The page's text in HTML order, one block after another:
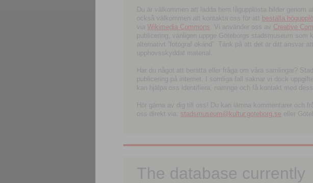
Du är välkommen att ladda hem lågupplösta bilder
också välkommen att kontakta oss för att beställa
via Wikimedia Commons . Vi använder oss av Creative
publicering, vänligen uppge Göteborgs stadsmuseum som
alternativt ”fotograf okänd”. Tänk på att det är ditt ansvar
upphovsskyddat material.
Har du något att berätta eller fråga om våra samlingar?
publicering på internet. I somliga fall saknar vi dock
kan hjälpa oss identifiera, namnge och få kontakt med
Hör gärna av dig till oss! Du kan lämna kommentarer och
oss direkt via: stadsmuseum@kultur.goteborg.se eller
The database currently